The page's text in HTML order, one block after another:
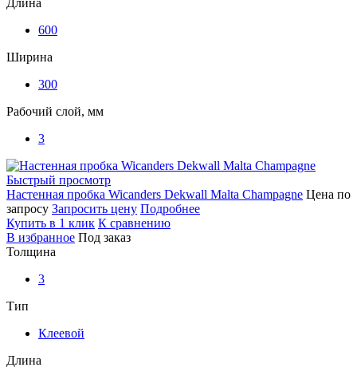
600
Ширина
300
Рабочий слой, мм
3
Быстрый просмотр
Настенная пробка Wicanders Dekwall Malta Champagne Цена по
запросу Запросить цену Подробнее
Купить в 1 клик К сравнению
В избранное Под заказ
Толщина
3
Тип
Клеевой
Длина